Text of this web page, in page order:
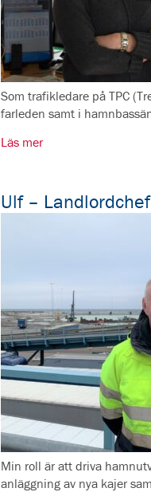
Som trafikledare på TPC
farleden samt i
Läs mer
Ulf – Landlordchef
Min roll är att driva
anläggning av nya kajer